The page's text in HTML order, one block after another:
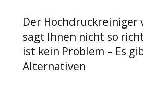
Der Hochdruckreiniger
sagt Ihnen nicht so
ist kein Problem – Es
Alternativen